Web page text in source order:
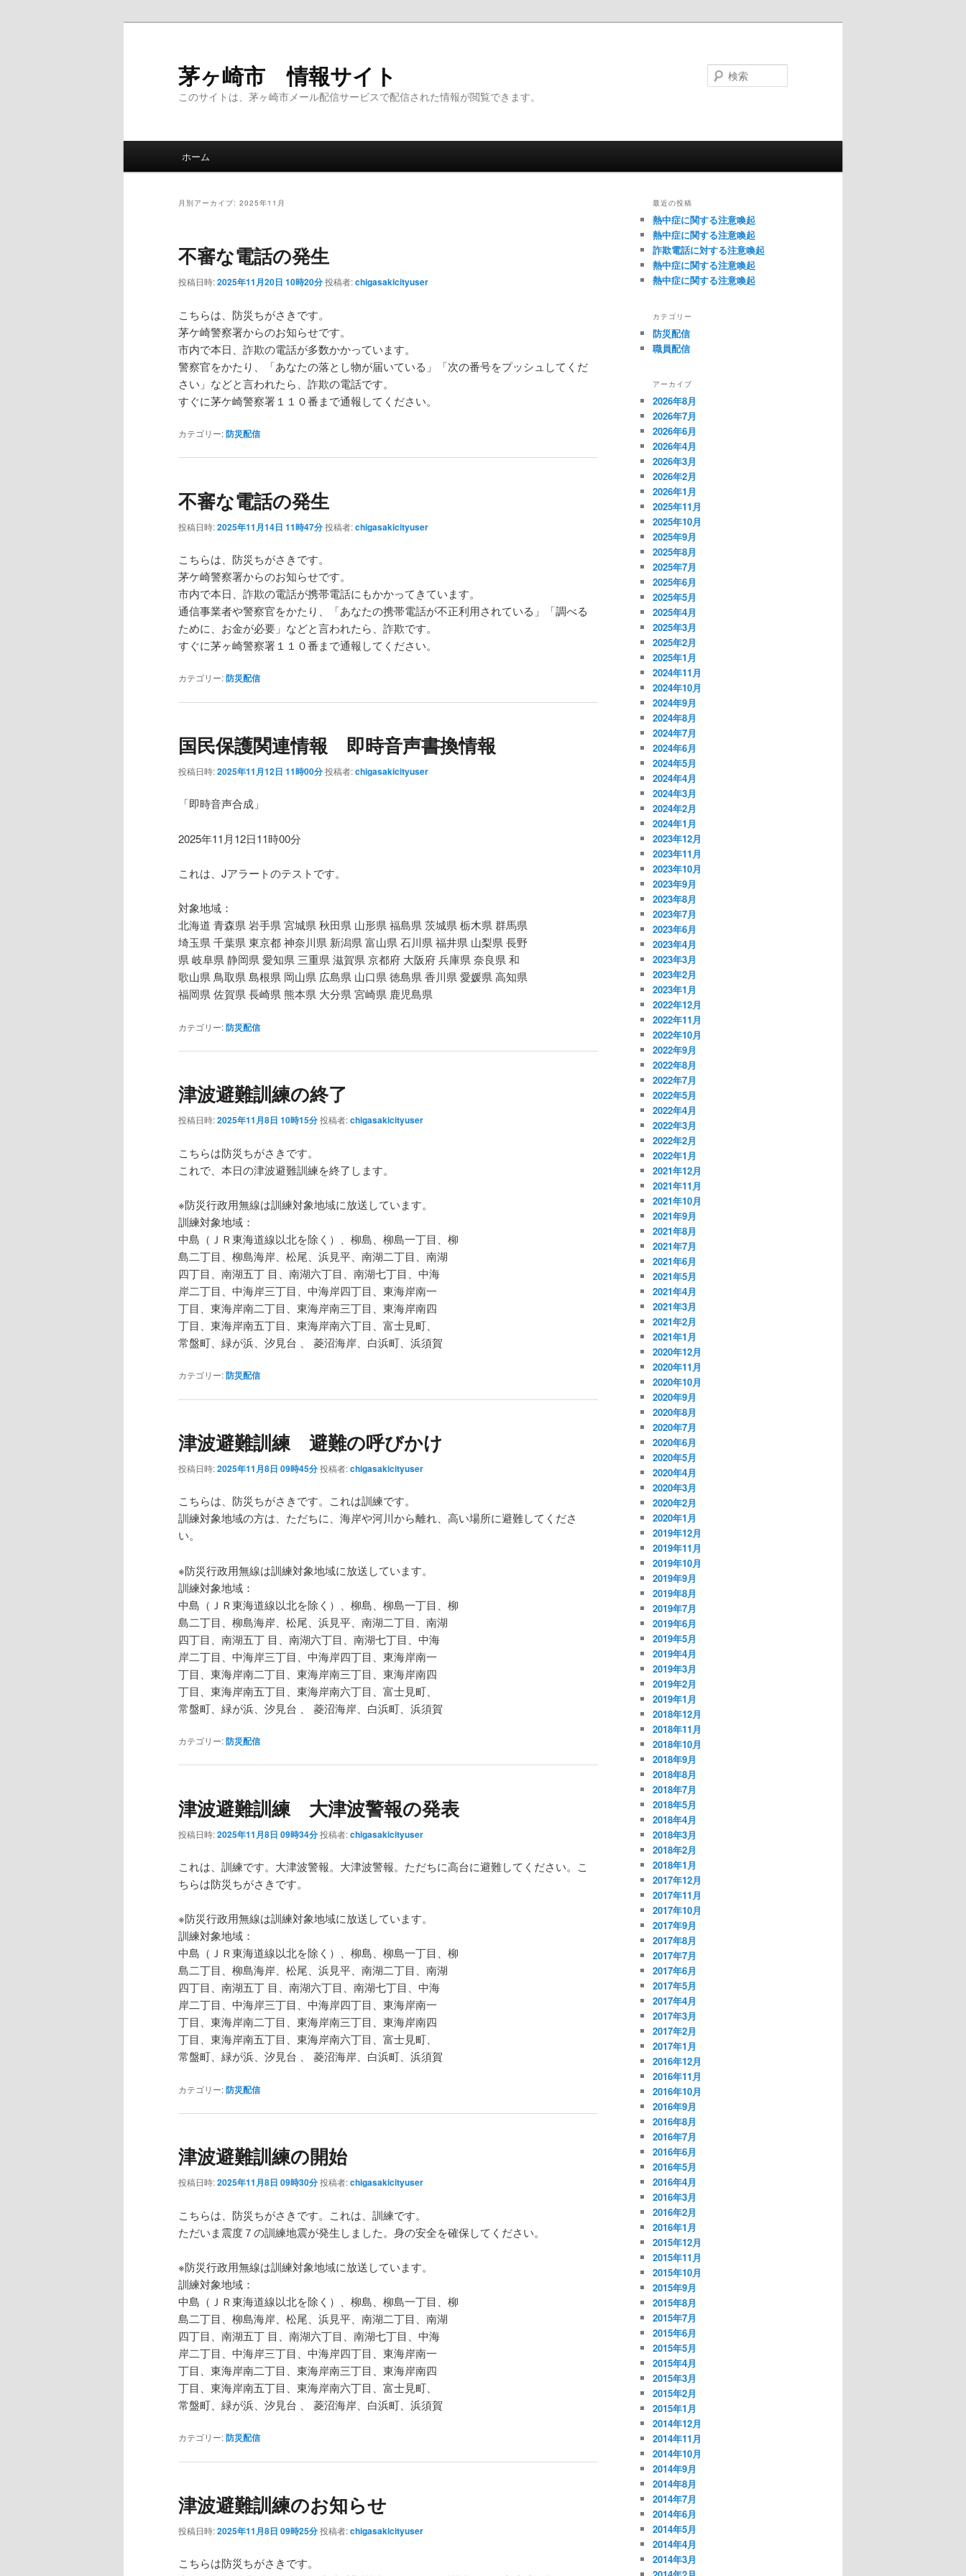
茅ヶ崎市 情報サイト
このサイトは、茅ヶ崎市メール配信サービスで配信された情報が閲覧できます。
ホーム
月別アーカイブ: 2025年11月
不審な電話の発生
投稿日時:2025年11月20日 10時20分投稿者:chigasakicityuser
こちらは、防災ちがさきです。
茅ケ崎警察署からのお知らせです。
市内で本日、詐欺の電話が多数かかっています。
警察官をかたり、「あなたの落とし物が届いている」「次の番号をプッシュしてくだ
さい」などと言われたら、詐欺の電話です。
すぐに茅ケ崎警察署１１０番まで通報してください。
カテゴリー:防災配信
不審な電話の発生
投稿日時:2025年11月14日 11時47分投稿者:chigasakicityuser
こちらは、防災ちがさきです。
茅ケ崎警察署からのお知らせです。
市内で本日、詐欺の電話が携帯電話にもかかってきています。
通信事業者や警察官をかたり、「あなたの携帯電話が不正利用されている」「調べる
ために、お金が必要」などと言われたら、詐欺です。
すぐに茅ヶ崎警察署１１０番まで通報してください。
カテゴリー:防災配信
国民保護関連情報 即時音声書換情報
投稿日時:2025年11月12日 11時00分投稿者:chigasakicityuser
「即時音声合成」
2025年11月12日11時00分
これは、Jアラートのテストです。
対象地域：
北海道 青森県 岩手県 宮城県 秋田県 山形県 福島県 茨城県 栃木県 群馬県
埼玉県 千葉県 東京都 神奈川県 新潟県 富山県 石川県 福井県 山梨県 長野
県 岐阜県 静岡県 愛知県 三重県 滋賀県 京都府 大阪府 兵庫県 奈良県 和
歌山県 鳥取県 島根県 岡山県 広島県 山口県 徳島県 香川県 愛媛県 高知県
福岡県 佐賀県 長崎県 熊本県 大分県 宮崎県 鹿児島県
カテゴリー:防災配信
津波避難訓練の終了
投稿日時:2025年11月8日 10時15分投稿者:chigasakicityuser
こちらは防災ちがさきです。
これで、本日の津波避難訓練を終了します。
※防災行政用無線は訓練対象地域に放送しています。
訓練対象地域：
中島（ＪＲ東海道線以北を除く）、柳島、柳島一丁目、柳
島二丁目、柳島海岸、松尾、浜見平、南湖二丁目、南湖
四丁目、南湖五丁 目、南湖六丁目、南湖七丁目、中海
岸二丁目、中海岸三丁目、中海岸四丁目、東海岸南一
丁目、東海岸南二丁目、東海岸南三丁目、東海岸南四
丁目、東海岸南五丁目、東海岸南六丁目、富士見町、
常盤町、緑が浜、汐見台 、 菱沼海岸、白浜町、浜須賀
カテゴリー:防災配信
津波避難訓練 避難の呼びかけ
投稿日時:2025年11月8日 09時45分投稿者:chigasakicityuser
こちらは、防災ちがさきです。これは訓練です。
訓練対象地域の方は、ただちに、海岸や河川から離れ、高い場所に避難してくださ
い。
※防災行政用無線は訓練対象地域に放送しています。
訓練対象地域：
中島（ＪＲ東海道線以北を除く）、柳島、柳島一丁目、柳
島二丁目、柳島海岸、松尾、浜見平、南湖二丁目、南湖
四丁目、南湖五丁 目、南湖六丁目、南湖七丁目、中海
岸二丁目、中海岸三丁目、中海岸四丁目、東海岸南一
丁目、東海岸南二丁目、東海岸南三丁目、東海岸南四
丁目、東海岸南五丁目、東海岸南六丁目、富士見町、
常盤町、緑が浜、汐見台 、 菱沼海岸、白浜町、浜須賀
カテゴリー:防災配信
津波避難訓練 大津波警報の発表
投稿日時:2025年11月8日 09時34分投稿者:chigasakicityuser
これは、訓練です。大津波警報。大津波警報。ただちに高台に避難してください。こ
ちらは防災ちがさきです。
※防災行政用無線は訓練対象地域に放送しています。
訓練対象地域：
中島（ＪＲ東海道線以北を除く）、柳島、柳島一丁目、柳
島二丁目、柳島海岸、松尾、浜見平、南湖二丁目、南湖
四丁目、南湖五丁 目、南湖六丁目、南湖七丁目、中海
岸二丁目、中海岸三丁目、中海岸四丁目、東海岸南一
丁目、東海岸南二丁目、東海岸南三丁目、東海岸南四
丁目、東海岸南五丁目、東海岸南六丁目、富士見町、
常盤町、緑が浜、汐見台 、 菱沼海岸、白浜町、浜須賀
カテゴリー:防災配信
津波避難訓練の開始
投稿日時:2025年11月8日 09時30分投稿者:chigasakicityuser
こちらは、防災ちがさきです。これは、訓練です。
ただいま震度７の訓練地震が発生しました。身の安全を確保してください。
※防災行政用無線は訓練対象地域に放送しています。
訓練対象地域：
中島（ＪＲ東海道線以北を除く）、柳島、柳島一丁目、柳
島二丁目、柳島海岸、松尾、浜見平、南湖二丁目、南湖
四丁目、南湖五丁 目、南湖六丁目、南湖七丁目、中海
岸二丁目、中海岸三丁目、中海岸四丁目、東海岸南一
丁目、東海岸南二丁目、東海岸南三丁目、東海岸南四
丁目、東海岸南五丁目、東海岸南六丁目、富士見町、
常盤町、緑が浜、汐見台 、 菱沼海岸、白浜町、浜須賀
カテゴリー:防災配信
津波避難訓練のお知らせ
投稿日時:2025年11月8日 09時25分投稿者:chigasakicityuser
こちらは防災ちがさきです。
最近の投稿
熱中症に関する注意喚起
熱中症に関する注意喚起
詐欺電話に対する注意喚起
熱中症に関する注意喚起
熱中症に関する注意喚起
カテゴリー
防災配信
職員配信
アーカイブ
2026年8月
2026年7月
2026年6月
2026年4月
2026年3月
2026年2月
2026年1月
2025年11月
2025年10月
2025年9月
2025年8月
2025年7月
2025年6月
2025年5月
2025年4月
2025年3月
2025年2月
2025年1月
2024年11月
2024年10月
2024年9月
2024年8月
2024年7月
2024年6月
2024年5月
2024年4月
2024年3月
2024年2月
2024年1月
2023年12月
2023年11月
2023年10月
2023年9月
2023年8月
2023年7月
2023年6月
2023年4月
2023年3月
2023年2月
2023年1月
2022年12月
2022年11月
2022年10月
2022年9月
2022年8月
2022年7月
2022年5月
2022年4月
2022年3月
2022年2月
2022年1月
2021年12月
2021年11月
2021年10月
2021年9月
2021年8月
2021年7月
2021年6月
2021年5月
2021年4月
2021年3月
2021年2月
2021年1月
2020年12月
2020年11月
2020年10月
2020年9月
2020年8月
2020年7月
2020年6月
2020年5月
2020年4月
2020年3月
2020年2月
2020年1月
2019年12月
2019年11月
2019年10月
2019年9月
2019年8月
2019年7月
2019年6月
2019年5月
2019年4月
2019年3月
2019年2月
2019年1月
2018年12月
2018年11月
2018年10月
2018年9月
2018年8月
2018年7月
2018年5月
2018年4月
2018年3月
2018年2月
2018年1月
2017年12月
2017年11月
2017年10月
2017年9月
2017年8月
2017年7月
2017年6月
2017年5月
2017年4月
2017年3月
2017年2月
2017年1月
2016年12月
2016年11月
2016年10月
2016年9月
2016年8月
2016年7月
2016年6月
2016年5月
2016年4月
2016年3月
2016年2月
2016年1月
2015年12月
2015年11月
2015年10月
2015年9月
2015年8月
2015年7月
2015年6月
2015年5月
2015年4月
2015年3月
2015年2月
2015年1月
2014年12月
2014年11月
2014年10月
2014年9月
2014年8月
2014年7月
2014年6月
2014年5月
2014年4月
2014年3月